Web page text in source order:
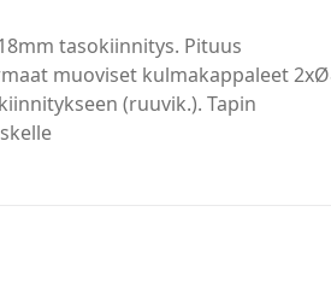
tasokiinnitys. Pituus
muoviset kulmakappaleet
(ruuvik.). Tapin